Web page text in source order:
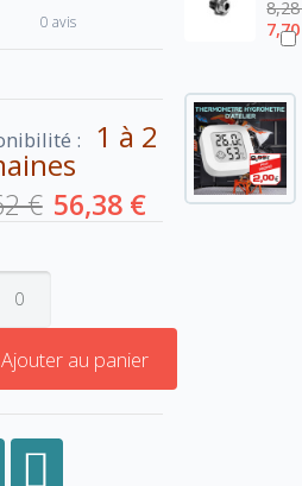
0 avis
: 1 à 2
€ 56,38 €
Ajouter au panier